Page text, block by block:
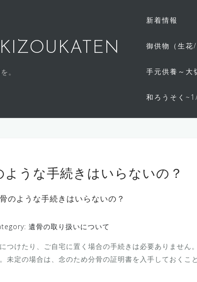
。
新着情報
御供物（生花/
手元供養～大
和ろうそく
ような手続きはいらないの？
のような手続きはいらないの？
遺骨の取り扱いについて
つけたり、ご自宅に置く場合の手続きは必要ありませ
未定の場合は、念のため分骨の証明書を入手しておくこ